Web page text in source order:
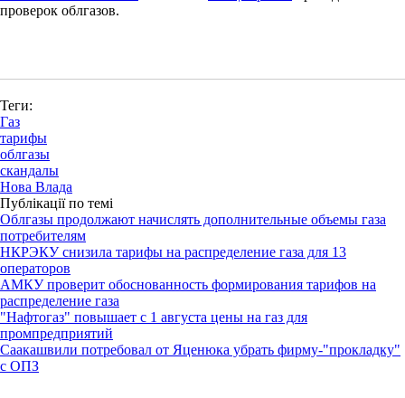
проверок облгазов.
Теги:
Газ
тарифы
облгазы
скандалы
Нова Влада
Публікації по темі
Облгазы продолжают начислять дополнительные объемы газа
потребителям
НКРЭКУ снизила тарифы на распределение газа для 13
операторов
АМКУ проверит обоснованность формирования тарифов на
распределение газа
"Нафтогаз" повышает с 1 августа цены на газ для
промпредприятий
Саакашвили потребовал от Яценюка убрать фирму-"прокладку"
с ОПЗ